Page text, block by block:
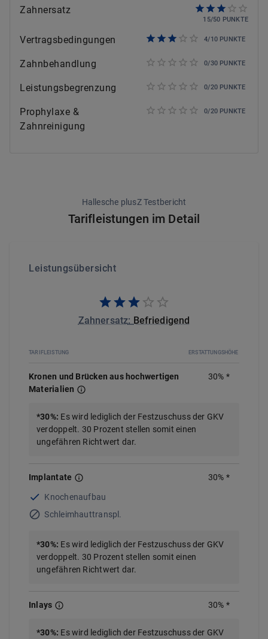
Zahnersatz
15/50 PUNKTE
Vertragsbedingungen 4/10PUNKTE
Zahnbehandlung 0/30PUNKTE
Leistungsbegrenzung 0/20PUNKTE
Prophylaxe &
Zahnreinigung
0/20PUNKTE
Hallesche plusZ Testbericht
Tarifleistungen im Detail
Leistungsübersicht
Zahnersatz: Befriedigend
TARIFLEISTUNG ERSTATTUNGSHÖHE
Kronen und Brücken aus hochwertigen
Materialien
30% *
*30%: Es wird lediglich der Festzuschuss der GKV
verdoppelt. 30 Prozent stellen somit einen
ungefähren Richtwert dar.
Implantate
Knochenaufbau
Schleimhauttranspl.
30% *
*30%: Es wird lediglich der Festzuschuss der GKV
verdoppelt. 30 Prozent stellen somit einen
ungefähren Richtwert dar.
Inlays 30% *
*30%: Es wird lediglich der Festzuschuss der GKV